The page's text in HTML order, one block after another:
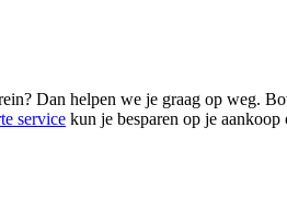
Dan helpen we je graag op weg.
service kun je besparen op je